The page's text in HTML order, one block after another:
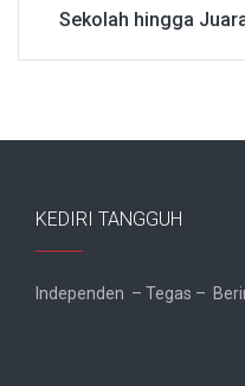
Sekolah hingga
KEDIRI TANGGUH
Independen – Tegas –